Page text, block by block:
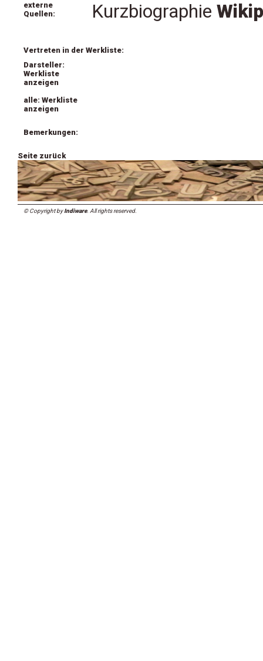
externe
Quellen:
Kurzbiographie
Vertreten in der Werkliste:
Darsteller:
Werkliste
anzeigen
alle: Werkliste
anzeigen
Bemerkungen:
Seite zurück
© Copyright byIndiware. All rights reserved.